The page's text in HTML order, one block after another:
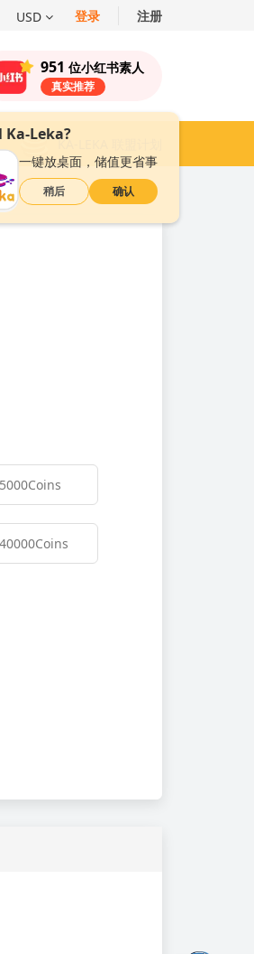
USD 登录 注册
Leka?
一键放桌面，储值更省事
稍后 确认
951 位小红书素人
真实推荐
KA-LEKA 联盟计划
Coins
Coins